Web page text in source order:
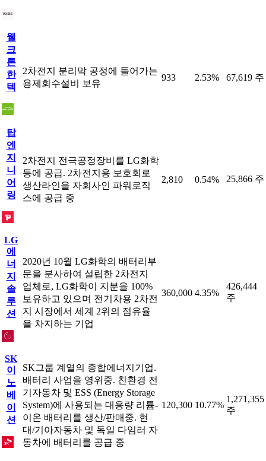
웰
크
론
한
텍
2차전지 분리막 공정에 들어가는
용제회수설비 보유
933 2.53% 67,619 주
탑
엔
지
니
어
링
2차전지 전극공정장비를 LG화학
등에 공급. 2차전지용 보호회로
생산라인을 자회사인 파워로직
스에 공급 중
2,810 0.54% 25,866 주
LG
에
너
지
솔
루
션
2020년 10월 LG화학의 배터리부
문을 분사하여 설립한 2차전지
업체로, LG화학이 지분을 100%
보유하고 있으며 전기차용 2차전
지 시장에서 세계 2위의 점유율
을 차지하는 기업
360,000 4.35%
426,444
주
SK
이
노
베
이
션
SK그룹 계열의 종합에너지기업.
배터리 사업을 영위중. 친환경 전
기자동차 및 ESS (Energy Storage
System)에 사용되는 대용량 리튬-
이온 배터리를 생산/판매중. 현
대/기아자동차 및 독일 다임러 자
동차에 배터리를 공급 중
120,300 10.77%
1,271,355
주